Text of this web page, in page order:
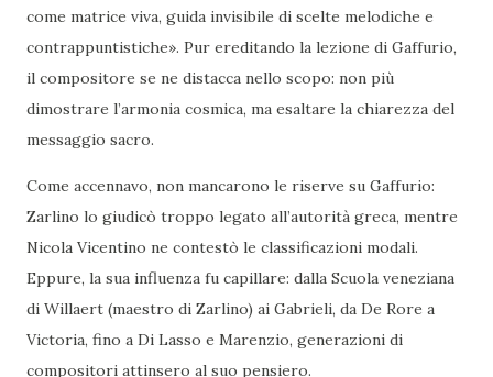
come matrice viva, guida invisibile di scelte melodiche e
contrappuntistiche». Pur ereditando la lezione di Gaffurio,
il compositore se ne distacca nello scopo: non più
dimostrare l’armonia cosmica, ma esaltare la chiarezza del
messaggio sacro.
Come accennavo, non mancarono le riserve su Gaffurio:
Zarlino lo giudicò troppo legato all’autorità greca, mentre
Nicola Vicentino ne contestò le classificazioni modali.
Eppure, la sua influenza fu capillare: dalla Scuola veneziana
di Willaert (maestro di Zarlino) ai Gabrieli, da De Rore a
Victoria, fino a Di Lasso e Marenzio, generazioni di
compositori attinsero al suo pensiero.